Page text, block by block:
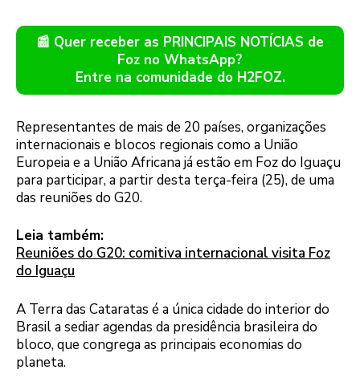
📰 Quer receber as PRINCIPAIS NOTÍCIAS de
Foz no WhatsApp?
Entre na comunidade do H2FOZ.
Representantes de mais de 20 países, organizações
internacionais e blocos regionais como a União
Europeia e a União Africana já estão em Foz do Iguaçu
para participar, a partir desta terça-feira (25), de uma
das reuniões do G20.
Leia também:
Reuniões do G20: comitiva internacional visita Foz
do Iguaçu
A Terra das Cataratas é a única cidade do interior do
Brasil a sediar agendas da presidência brasileira do
bloco, que congrega as principais economias do
planeta.